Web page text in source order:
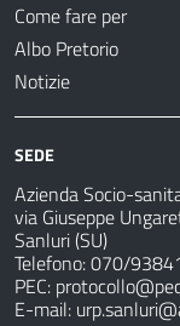
Come fare per
Albo Pretorio
Notizie
SEDE
Azienda Socio-
via Giuseppe
Sanluri (SU)
Telefono: 070/93841
PEC:
E-mail: